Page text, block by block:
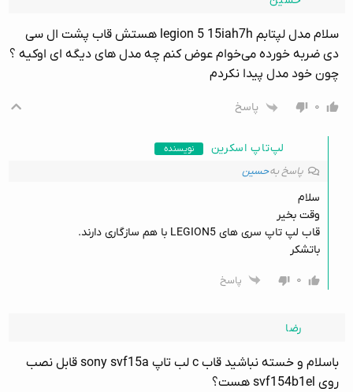
سلام مدل لپتابم legion 5 15iah7h هستش قاب پشت ال سی
دی ضربه خورده می‌خوام عوض کنم چه مدل های دیگه ای اوکیه ؟
چون خود مدل پیدا نکردم
۰ پاسخ
لپ‌تاپ اسکرین نویسنده
پاسخ بهحسین
سلام
وقت بخیر
قاب لپ تاپ سری های LEGION5 با هم سازگاری دارند.
باتشکر
۰
پاسخ
رضا
باسلام و خسته نباشید قاب c لب تاپ sony svf15a قابل نصب
روی svf154b1el هست؟